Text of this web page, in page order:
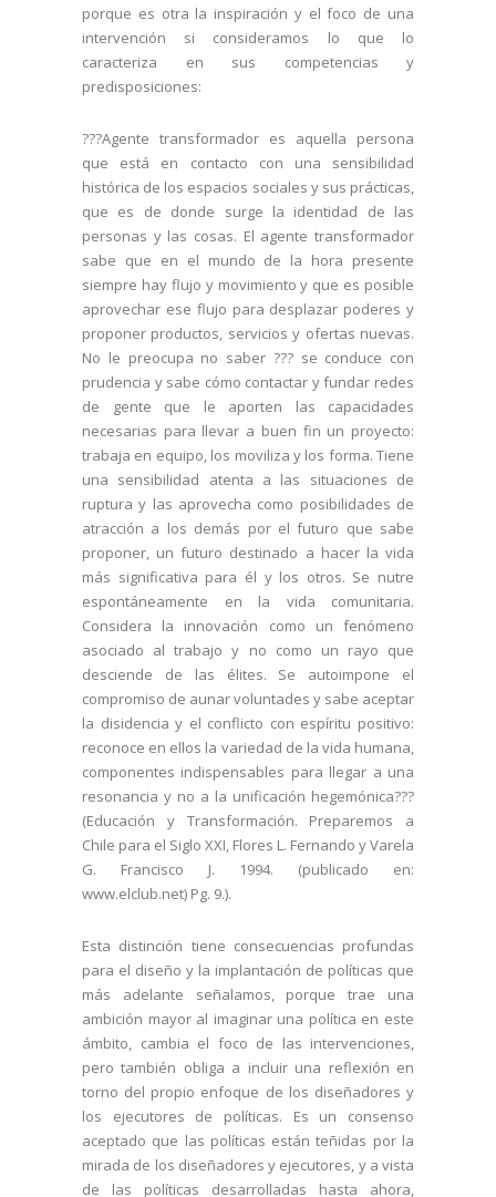
porque es otra la inspiración y el foco de una
intervención si consideramos lo que lo
caracteriza en sus competencias y
predisposiciones:
???Agente transformador es aquella persona
que está en contacto con una sensibilidad
histórica de los espacios sociales y sus prácticas,
que es de donde surge la identidad de las
personas y las cosas. El agente transformador
sabe que en el mundo de la hora presente
siempre hay flujo y movimiento y que es posible
aprovechar ese flujo para desplazar poderes y
proponer productos, servicios y ofertas nuevas.
No le preocupa no saber ??? se conduce con
prudencia y sabe cómo contactar y fundar redes
de gente que le aporten las capacidades
necesarias para llevar a buen fin un proyecto:
trabaja en equipo, los moviliza y los forma. Tiene
una sensibilidad atenta a las situaciones de
ruptura y las aprovecha como posibilidades de
atracción a los demás por el futuro que sabe
proponer, un futuro destinado a hacer la vida
más significativa para él y los otros. Se nutre
espontáneamente en la vida comunitaria.
Considera la innovación como un fenómeno
asociado al trabajo y no como un rayo que
desciende de las élites. Se autoimpone el
compromiso de aunar voluntades y sabe aceptar
la disidencia y el conflicto con espíritu positivo:
reconoce en ellos la variedad de la vida humana,
componentes indispensables para llegar a una
resonancia y no a la unificación hegemónica???
(Educación y Transformación. Preparemos a
Chile para el Siglo XXI, Flores L. Fernando y Varela
G. Francisco J.
1994. (publicado en:
www.elclub.net) Pg. 9.).
Esta distinción tiene consecuencias profundas
para el diseño y la implantación de políticas que
más adelante señalamos, porque trae una
ambición mayor al imaginar una política en este
ámbito, cambia el foco de las intervenciones,
pero también obliga a incluir una reflexión en
torno del propio enfoque de los diseñadores y
los ejecutores de políticas. Es un consenso
aceptado que las políticas están teñidas por la
mirada de los diseñadores y ejecutores, y a vista
de las políticas desarrolladas hasta ahora,